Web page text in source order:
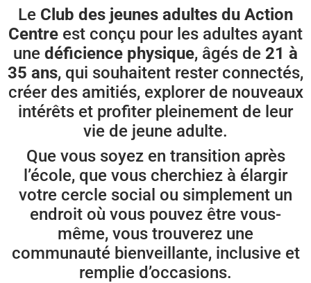
Le Club des jeunes adultes du Action
Centre est conçu pour les adultes ayant
une déficience physique, âgés de 21 à
35 ans, qui souhaitent rester connectés,
créer des amitiés, explorer de nouveaux
intérêts et profiter pleinement de leur
vie de jeune adulte.
Que vous soyez en transition après
l’école, que vous cherchiez à élargir
votre cercle social ou simplement un
endroit où vous pouvez être vous-
même, vous trouverez une
communauté bienveillante, inclusive et
remplie d’occasions.